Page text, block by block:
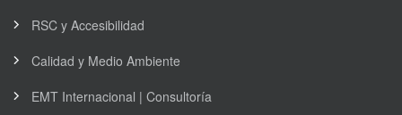
RSC y Accesibilidad
Calidad y Medio Ambiente
EMT Internacional | Consultoría